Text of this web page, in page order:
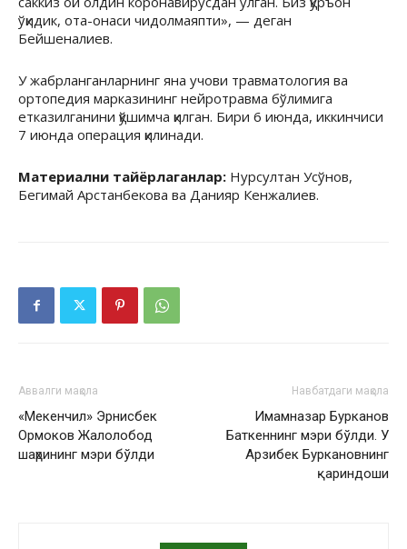
ўқидик, ота-онаси чидолмаяпти», — деган
Бейшеналиев.
У жабрланганларнинг яна учови травматология ва
ортопедия марказининг нейротравма бўлимига
етказилганини қўшимча қилган. Бири 6 июнда, иккинчиси
7 июнда операция қилинади.
Материални тайёрлаганлар: Нурсултан Усўнов,
Бегимай Арстанбекова ва Данияр Кенжалиев.
Аввалги мақола
«Мекенчил» Эрнисбек
Ормоков Жалолобод
шаҳрининг мэри бўлди
Навбатдаги мақола
Имамназар Бурканов
Баткеннинг мэри бўлди. У
Арзибек Буркановнинг
қариндоши